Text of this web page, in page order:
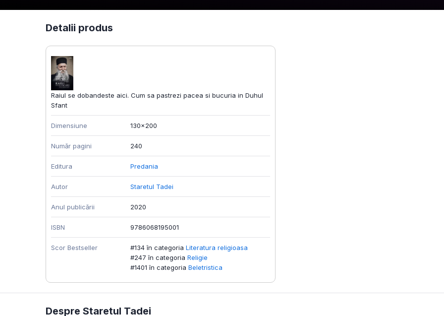
Detalii produs
Raiul se dobandeste aici. Cum sa pastrezi pacea si bucuria in Duhul
Sfant
Dimensiune 130x200
Număr pagini 240
Editura Predania
Autor Staretul Tadei
Anul publicării 2020
ISBN 9786068195001
Scor Bestseller #134 în categoria Literatura religioasa
#247 în categoria Religie
#1401 în categoria Beletristica
Despre Staretul Tadei